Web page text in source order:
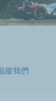
蹤我們